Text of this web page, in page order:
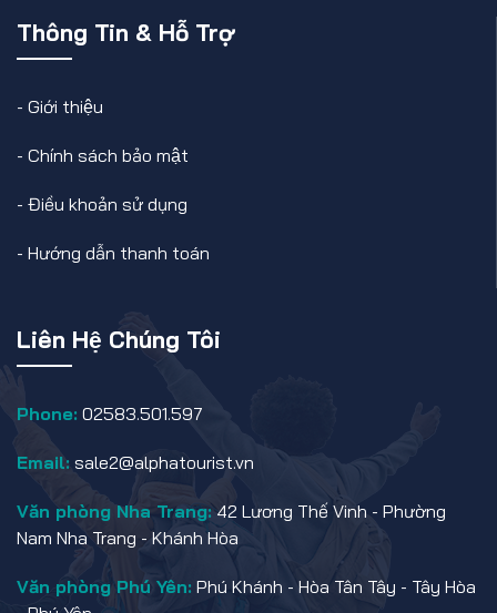
Thông Tin & Hỗ Trợ
- Giới thiệu
- Chính sách bảo mật
- Điều khoản sử dụng
- Hướng dẫn thanh toán
Liên Hệ Chúng Tôi
Phone: 02583.501.597
Email: sale2@alphatourist.vn
Văn phòng Nha Trang:42 Lương Thế Vinh - Phường
Nam Nha Trang - Khánh Hòa
Văn phòng Phú Yên: Phú Khánh - Hòa Tân Tây - Tây Hòa